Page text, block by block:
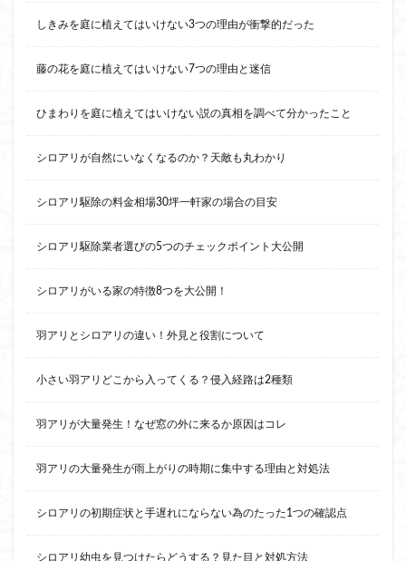
しきみを庭に植えてはいけない3つの理由が衝撃的だった
藤の花を庭に植えてはいけない7つの理由と迷信
ひまわりを庭に植えてはいけない説の真相を調べて分かったこと
シロアリが自然にいなくなるのか？天敵も丸わかり
シロアリ駆除の料金相場30坪一軒家の場合の目安
シロアリ駆除業者選びの5つのチェックポイント大公開
シロアリがいる家の特徴8つを大公開！
羽アリとシロアリの違い！外見と役割について
小さい羽アリどこから入ってくる？侵入経路は2種類
羽アリが大量発生！なぜ窓の外に来るか原因はコレ
羽アリの大量発生が雨上がりの時期に集中する理由と対処法
シロアリの初期症状と手遅れにならない為のたった1つの確認点
シロアリ幼虫を見つけたらどうする？見た目と対処方法